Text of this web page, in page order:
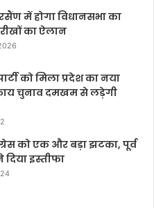
में होगा विधानसभा का
का ऐलान
को मिला प्रदेश का नया
चुनाव दमखम से लड़ेगी
को एक और बड़ा झटका, पूर्व
दिया इस्तीफा